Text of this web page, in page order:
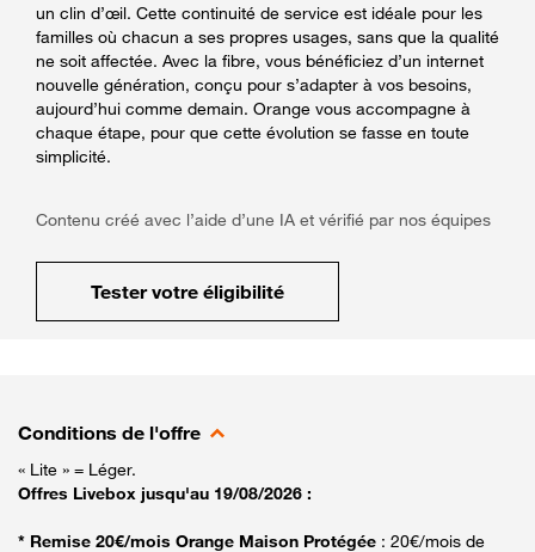
un clin d’œil. Cette continuité de service est idéale pour les
familles où chacun a ses propres usages, sans que la qualité
ne soit affectée. Avec la fibre, vous bénéficiez d’un internet
nouvelle génération, conçu pour s’adapter à vos besoins,
aujourd’hui comme demain. Orange vous accompagne à
chaque étape, pour que cette évolution se fasse en toute
simplicité.
Contenu créé avec l’aide d’une IA et vérifié par nos équipes
Tester votre éligibilité
Conditions de l'offre
« Lite » = Léger.
Offres Livebox jusqu'au 19/08/2026 :
* Remise 20€/mois Orange Maison Protégée : 20€/mois de